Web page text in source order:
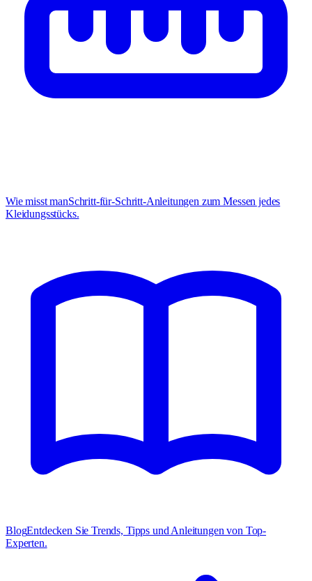
Wie misst manSchritt-für-Schritt-Anleitungen zum Messen jedes
Kleidungsstücks.
BlogEntdecken Sie Trends, Tipps und Anleitungen von Top-
Experten.